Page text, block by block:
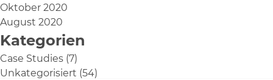
Oktober 2020
August 2020
Kategorien
Case Studies (7)
Unkategorisiert (54)